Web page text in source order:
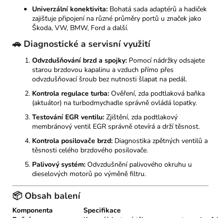
Univerzální konektivita: Bohatá sada adaptérů a hadiček
zajišťuje připojení na různé průměry portů u značek jako
Škoda, VW, BMW, Ford a další.
🚗 Diagnostické a servisní využití
Odvzdušňování brzd a spojky: Pomocí nádržky odsajete
starou brzdovou kapalinu a vzduch přímo přes
odvzdušňovací šroub bez nutnosti šlapat na pedál.
Kontrola regulace turba: Ověření, zda podtlaková baňka
(aktuátor) na turbodmychadle správně ovládá lopatky.
Testování EGR ventilu: Zjištění, zda podtlakový
membránový ventil EGR správně otevírá a drží těsnost.
Kontrola posilovače brzd: Diagnostika zpětných ventilů a
těsnosti celého brzdového posilovače.
Palivový systém: Odvzdušnění palivového okruhu u
dieselových motorů po výměně filtru.
📦 Obsah balení
Komponenta
Specifikace